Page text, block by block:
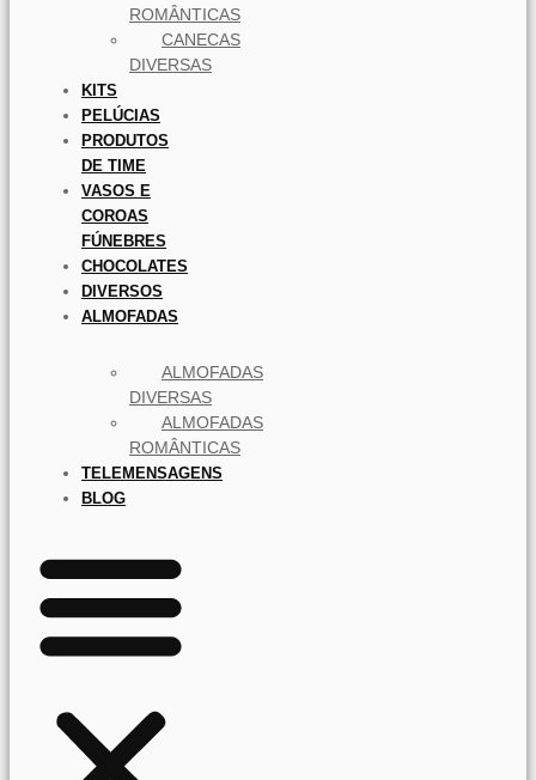
ROMÂNTICAS
CANECAS
DIVERSAS
KITS
PELÚCIAS
PRODUTOS
DE TIME
VASOS E
COROAS
FÚNEBRES
CHOCOLATES
DIVERSOS
ALMOFADAS
ALMOFADAS
DIVERSAS
ALMOFADAS
ROMÂNTICAS
TELEMENSAGENS
BLOG